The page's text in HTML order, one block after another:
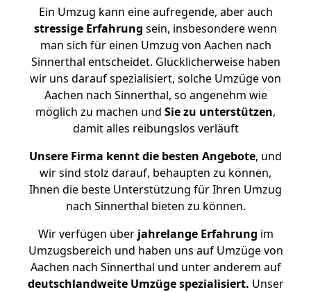
Ein Umzug kann eine aufregende, aber auch
stressige Erfahrung sein, insbesondere wenn
man sich für einen Umzug von Aachen nach
Sinnerthal entscheidet. Glücklicherweise haben
wir uns darauf spezialisiert, solche Umzüge von
Aachen nach Sinnerthal, so angenehm wie
möglich zu machen und Sie zu unterstützen,
damit alles reibungslos verläuft
Unsere Firma kennt die besten Angebote, und
wir sind stolz darauf, behaupten zu können,
Ihnen die beste Unterstützung für Ihren Umzug
nach Sinnerthal bieten zu können.
Wir verfügen überjahrelange Erfahrung im
Umzugsbereich und haben uns auf Umzüge von
Aachen nach Sinnerthal und unter anderem auf
deutschlandweite Umzüge spezialisiert. Unser